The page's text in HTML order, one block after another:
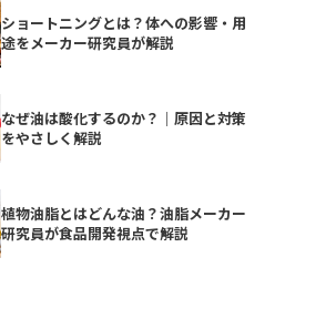
ショートニングとは？体への影響・用
途をメーカー研究員が解説
なぜ油は酸化するのか？｜原因と対策
をやさしく解説
植物油脂とはどんな油？油脂メーカー
研究員が食品開発視点で解説